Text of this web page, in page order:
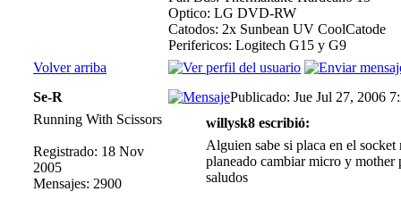
Optico: LG DVD-RW
Catodos: 2x Sunbean UV CoolCatode
Perifericos: Logitech G15 y G9
Volver arriba
Se-R
Publicado: Jue Jul 27, 2006
Running With Scissors
Registrado: 18 Nov
2005
Mensajes: 2900
willysk8 escribió:
Alguien sabe si placa en el
planeado cambiar micro y mother
saludos